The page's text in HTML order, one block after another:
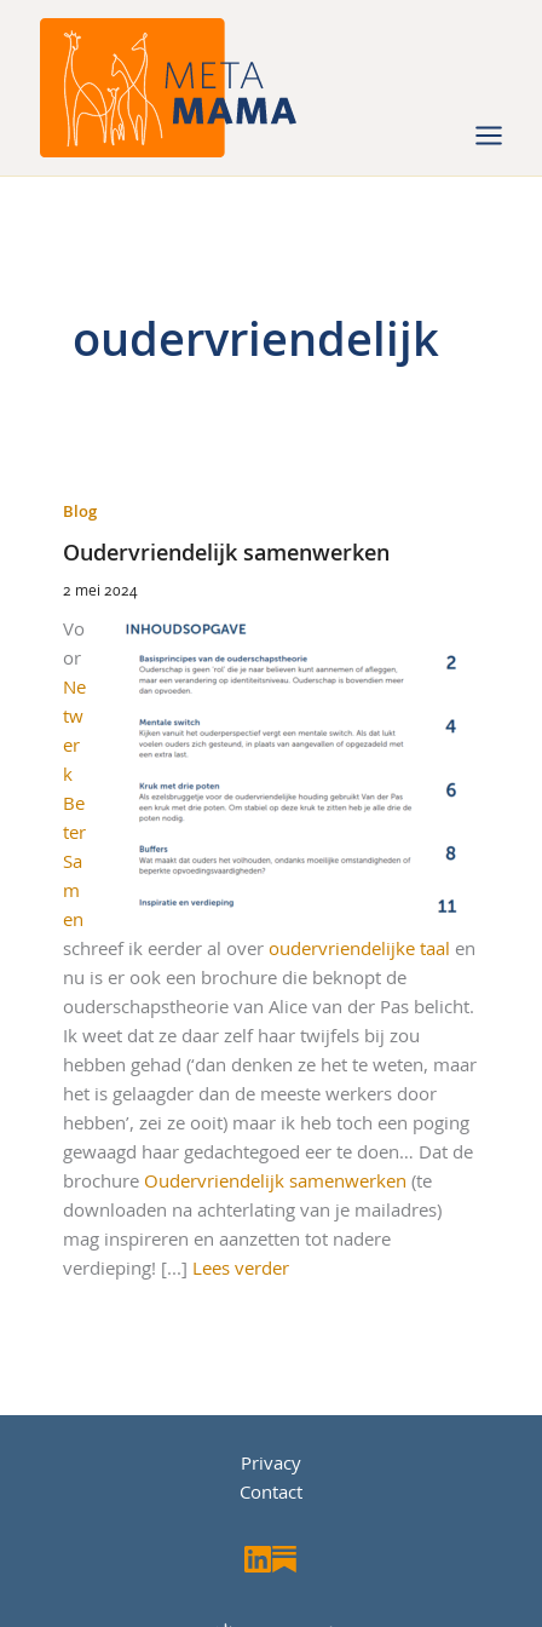
oudervriendelijk
Blog
Oudervriendelijk samenwerken
2 mei 2024
Vo
or
Ne
tw
er
k
Be
ter
Sa
m
en
schreef ik eerder al overoudervriendelijke taal en
nu is er ook een brochure die beknopt de
ouderschapstheorie van Alice van der Pas belicht.
Ik weet dat ze daar zelf haar twijfels bij zou
hebben gehad (‘dan denken ze het te weten, maar
het is gelaagder dan de meeste werkers door
hebben’, zei ze ooit) maar ik heb toch een poging
gewaagd haar gedachtegoed eer te doen… Dat de
brochure Oudervriendelijk samenwerken (te
downloaden na achterlating van je mailadres)
mag inspireren en aanzetten tot nadere
verdieping! [...] Lees verder
Privacy
Contact